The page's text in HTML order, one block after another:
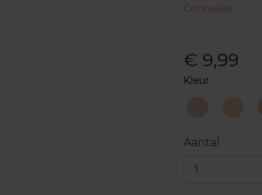
Concealer
€ 9,99
Kleur
Aantal
1